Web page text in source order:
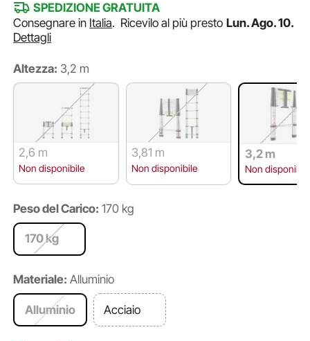
SPEDIZIONE GRATUITA
Consegnare in Italia. Ricevilo al più presto Lun. Ago. 10.
Dettagli
Altezza: 3,2 m
2,6 m
Non disponibile
3,81 m
Non disponibile
3,2 m
Non disponibile
Peso del Carico: 170 kg
170 kg
Materiale: Alluminio
Alluminio Acciaio